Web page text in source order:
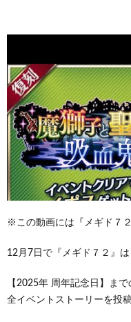
※この動画には『メギド７
12月7日で『メギド７２』は
【2025年 周年記念日】まで
全イベントストーリーを投